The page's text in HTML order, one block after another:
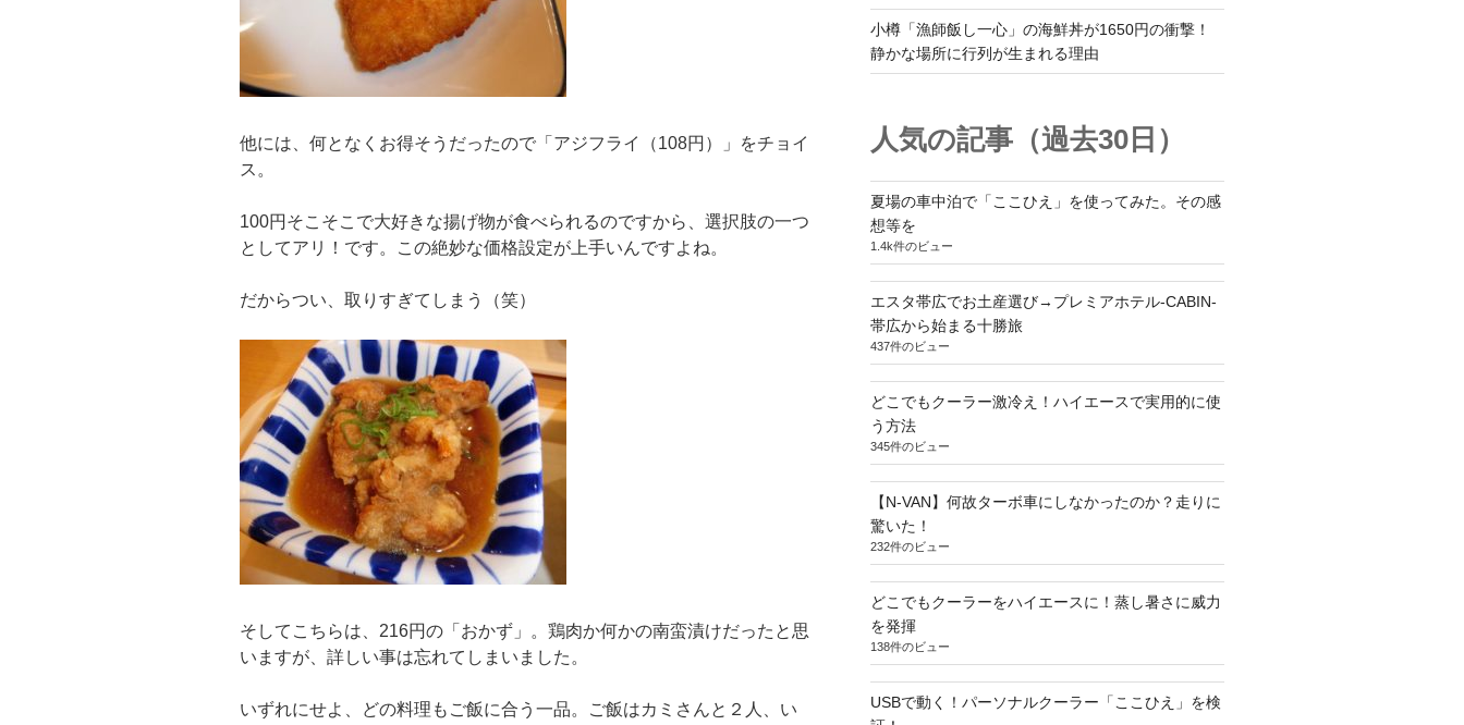
他には、何となくお得そうだったので「アジフライ（108円）」をチョイ
ス。
100円そこそこで大好きな揚げ物が食べられるのですから、選択肢の一つ
としてアリ！です。この絶妙な価格設定が上手いんですよね。
だからつい、取りすぎてしまう（笑）
そしてこちらは、216円の「おかず」。鶏肉か何かの南蛮漬けだったと思
いますが、詳しい事は忘れてしまいました。
いずれにせよ、どの料理もご飯に合う一品。ご飯はカミさんと２人、い
小樽「漁師飯し一心」の海鮮丼が1650円の衝撃！
静かな場所に行列が生まれる理由
人気の記事（過去30日）
夏場の車中泊で「ここひえ」を使ってみた。その感
想等を
1.4k件のビュー
エスタ帯広でお土産選び→プレミアホテル-CABIN-
帯広から始まる十勝旅
437件のビュー
どこでもクーラー激冷え！ハイエースで実用的に使
う方法
345件のビュー
【N-VAN】何故ターボ車にしなかったのか？走りに
驚いた！
232件のビュー
どこでもクーラーをハイエースに！蒸し暑さに威力
を発揮
138件のビュー
USBで動く！パーソナルクーラー「ここひえ」を検